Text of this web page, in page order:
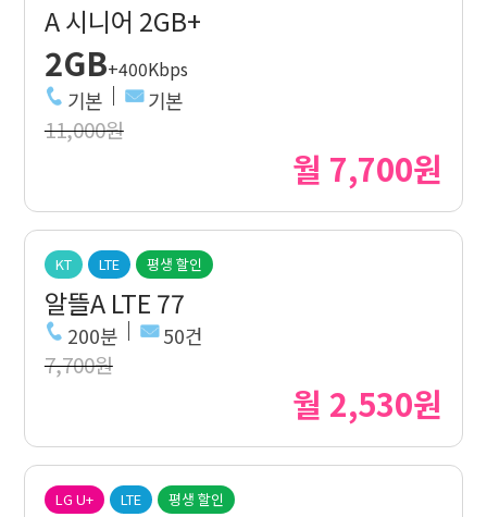
A 시니어 2GB+
2GB+400Kbps
기본 기본
11,000원
월 7,700원
KT LTE 평생 할인
알뜰A LTE 77
200분 50건
7,700원
월 2,530원
LG U+ LTE 평생 할인